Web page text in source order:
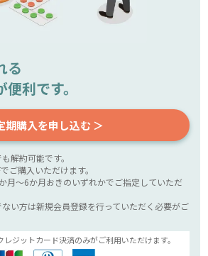
る
便利です。
期購入を申し込む ＞
解約可能です。
ご購入いただけます。
月～6か月おきのいずれかでご指定していただ
い方は新規会員登録を行っていただく必要がご
ジットカード決済のみがご利用いただけます。